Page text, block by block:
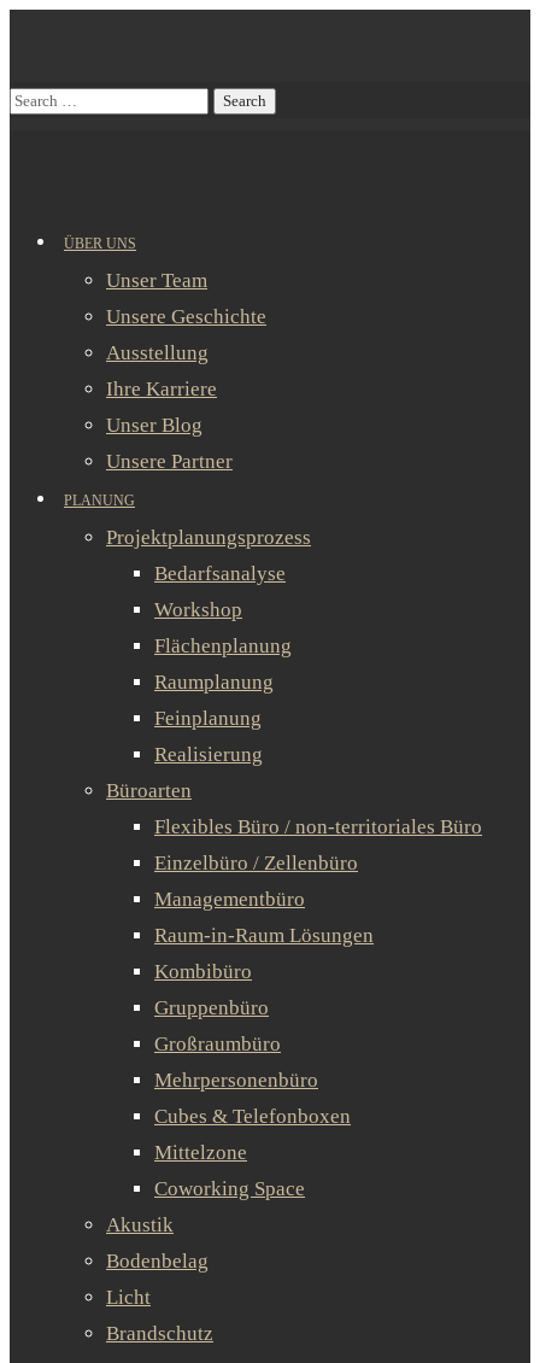
ÜBER UNS
Unser Team
Unsere Geschichte
Ausstellung
Ihre Karriere
Unser Blog
Unsere Partner
PLANUNG
Projektplanungsprozess
Bedarfsanalyse
Workshop
Flächenplanung
Raumplanung
Feinplanung
Realisierung
Büroarten
Flexibles Büro / non-territoriales Büro
Einzelbüro / Zellenbüro
Managementbüro
Raum-in-Raum Lösungen
Kombibüro
Gruppenbüro
Großraumbüro
Mehrpersonenbüro
Cubes & Telefonboxen
Mittelzone
Coworking Space
Akustik
Bodenbelag
Licht
Brandschutz